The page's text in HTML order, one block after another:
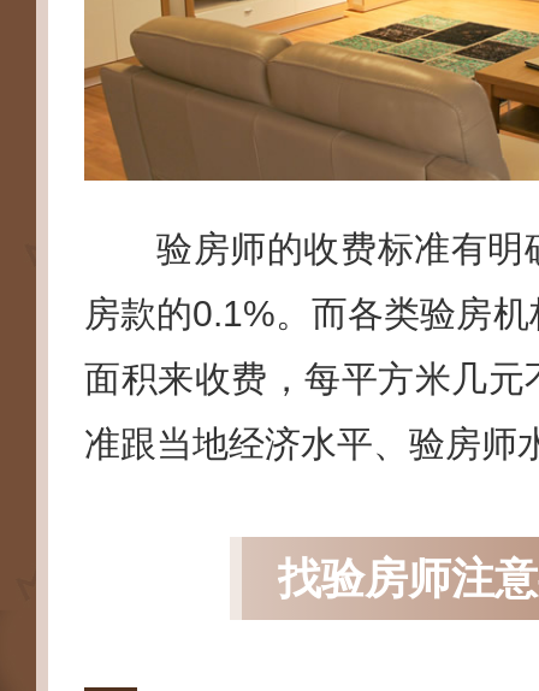
验房师的收费标准有明
房款的0.1%。而各类验房
面积来收费，每平方米几元
准跟当地经济水平、验房师
找验房师注